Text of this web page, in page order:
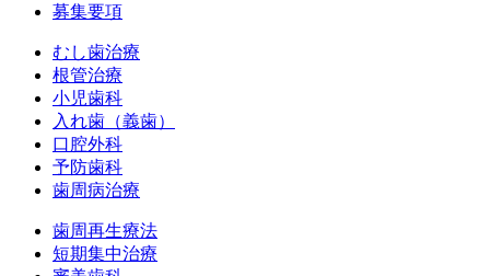
募集要項
むし歯治療
根管治療
小児歯科
入れ歯（義歯）
口腔外科
予防歯科
歯周病治療
歯周再生療法
短期集中治療